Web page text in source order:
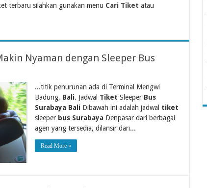
terbaru silahkan gunakan menu Cari Tiket atau
Nyaman dengan Sleeper Bus
...titik penurunan ada di Terminal Mengwi
Badung, Bali. Jadwal Tiket Sleeper Bus
Surabaya BaliDibawah ini adalah jadwal tiket
sleeper bus SurabayaDenpasar dari berbagai
agen yang tersedia, dilansir dari...
Read More »